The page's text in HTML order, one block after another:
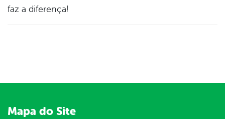
faz a diferença!
Mapa do Site